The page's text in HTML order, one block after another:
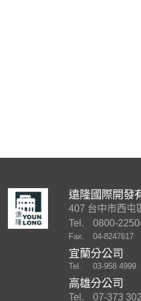
遠隆國際開發
407 台中市西屯
Tel.
0800-
Fax. 04-8247617
宜蘭分公司
Tel. 03-958 4999
高雄分公司
Tel. 07-373